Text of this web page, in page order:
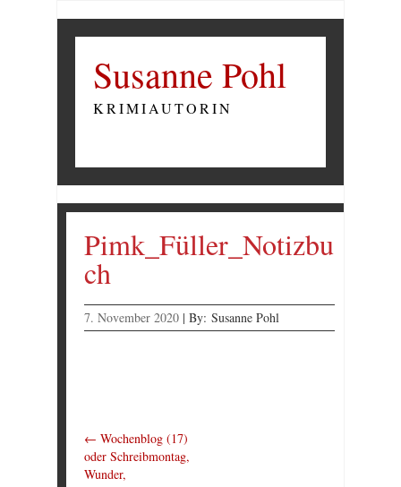
Susanne Pohl
KRIMIAUTORIN
Pimk_Füller_Notizbu
ch
7. November 2020 | By: Susanne Pohl
← Wochenblog (17)
oder Schreibmontag,
Wunder,